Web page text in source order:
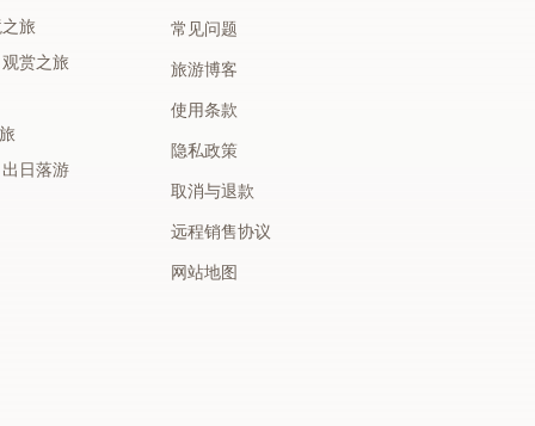
旅
赏之旅
日落游
常见问题
旅游博客
使用条款
隐私政策
取消与退款
远程销售协议
网站地图